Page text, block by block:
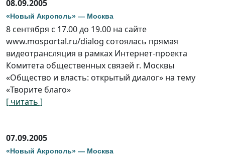
08.09.2005
«Новый Акрополь» — Москва
8 сентября с 17.00 до 19.00 на сайте
www.mosportal.ru/dialog сотоялась прямая
видеотрансляция в рамках Интернет-проекта
Комитета общественных связей г. Москвы
«Общество и власть: открытый диалог» на тему
«Творите благо»
[ читать ]
07.09.2005
«Новый Акрополь» — Москва